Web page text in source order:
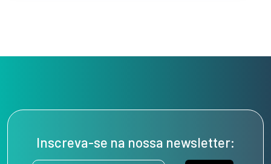
Inscreva-se na nossa newsletter: